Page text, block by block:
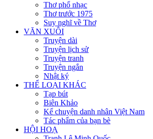
Thơ phổ nhạc
Thơ trước 1975
Suy nghĩ về Thơ
VĂN XUÔI
Truyện dài
Truyện lịch sử
Truyện tranh
Truyện ngắn
Nhật ký
THỂ LOẠI KHÁC
Tạp bút
Biên Khảo
Kể chuyện danh nhân Việt Nam
Tác phẩm của bạn bè
HỘI HOẠ